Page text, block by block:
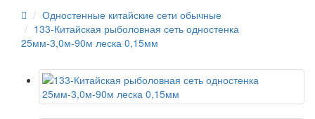
Одностенные китайские сети обычные
133-Китайская рыболовная сеть одностенка
25мм-3,0м-90м леска 0,15мм